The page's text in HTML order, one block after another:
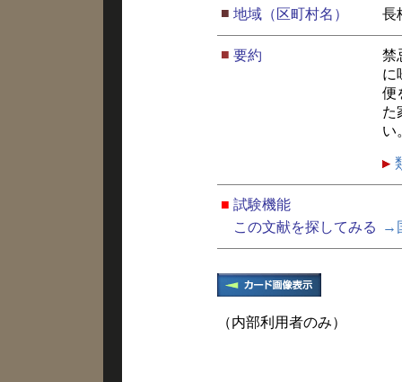
■ 地域（区町村名） 長
■ 要約
禁
に
便
た
い
■ 試験機能
この文献を探してみる
→
（内部利用者のみ）